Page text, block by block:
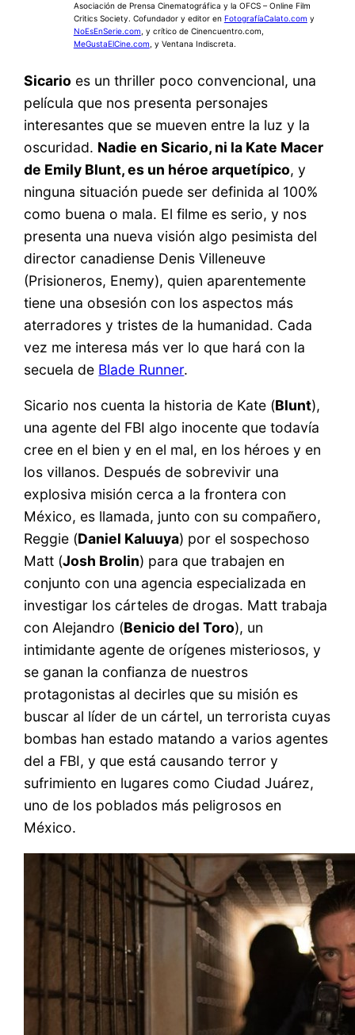
Asociación de Prensa Cinematográfica y la OFCS – Online Film
Critics Society. Cofundador y editor en FotografíaCalato.com y
NoEsEnSerie.com , y crítico de Cinencuentro.com,
MeGustaElCine.com , y Ventana Indiscreta.
Sicario es un thriller poco convencional, una
película que nos presenta personajes
interesantes que se mueven entre la luz y la
oscuridad. Nadie en Sicario, ni la Kate Macer
de Emily Blunt, es un héroe arquetípico, y
ninguna situación puede ser definida al 100%
como buena o mala. El filme es serio, y nos
presenta una nueva visión algo pesimista del
director canadiense Denis Villeneuve
(Prisioneros, Enemy), quien aparentemente
tiene una obsesión con los aspectos más
aterradores y tristes de la humanidad. Cada
vez me interesa más ver lo que hará con la
secuela de Blade Runner.
Sicario nos cuenta la historia de Kate (Blunt),
una agente del FBI algo inocente que todavía
cree en el bien y en el mal, en los héroes y en
los villanos. Después de sobrevivir una
explosiva misión cerca a la frontera con
México, es llamada, junto con su compañero,
Reggie (Daniel Kaluuya) por el sospechoso
Matt (Josh Brolin) para que trabajen en
conjunto con una agencia especializada en
investigar los cárteles de drogas. Matt trabaja
con Alejandro (Benicio del Toro), un
intimidante agente de orígenes misteriosos, y
se ganan la confianza de nuestros
protagonistas al decirles que su misión es
buscar al líder de un cártel, un terrorista cuyas
bombas han estado matando a varios agentes
del a FBI, y que está causando terror y
sufrimiento en lugares como Ciudad Juárez,
uno de los poblados más peligrosos en
México.